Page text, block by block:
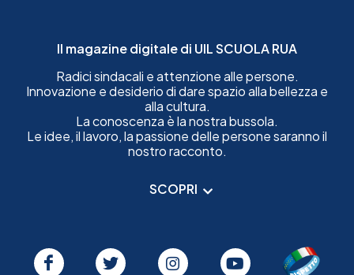
Il magazine digitale di UIL SCUOLA RUA
Radici sindacali e attenzione alle persone.
Innovazione e desiderio di dare spazio alla bellezza e
alla cultura.
La conoscenza è la nostra bussola.
Le idee, il lavoro, la passione delle persone saranno il
nostro racconto.
SCOPRI